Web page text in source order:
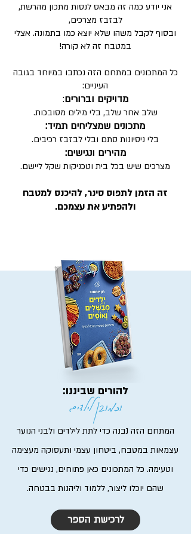
אני יודע כמה זה מבאס לנסות מתכון מהרשת,
לבזבז מצרכים,
ובסוף לקבל משהו שלא יוצא כמו בתמונה. אצלי
במטבח זה לא קורה!
כל המתכונים במתחם הזה נכתבו במיוחד בגובה
העיניים:
מדויקים וברורים:
שלב אחר שלב, בלי מילים מסובכות.
מתכונים שמצליחים תמיד:
בלי ניסיונות סתם ובלי לבזבז רכיבים.
מהירים ונגישים:
מצרכים שיש בכל בית וטכניקות שקל ליישם.
זה הזמן לתפוס סינר, להיכנס למטבח
ולהפתיע את עצמכם.
להורים שביננו:
וכמובן לילדים
המתחם הזה נבנה כדי לתת לילדים ולבני הנוער
עצמאות במטבח, ביטחון עצמי ותעסוקה מעצימה
וטעימה. כל המתכונים כאן פתוחים, נגישים כדי
שהם יוכלו ליצור, ללמוד וליהנות בבטחה.
לרכישת הספר